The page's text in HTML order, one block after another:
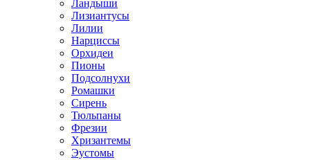
Ландыши
Лизиантусы
Лилии
Нарциссы
Орхидеи
Пионы
Подсолнухи
Ромашки
Сирень
Тюльпаны
Фрезии
Хризантемы
Эустомы